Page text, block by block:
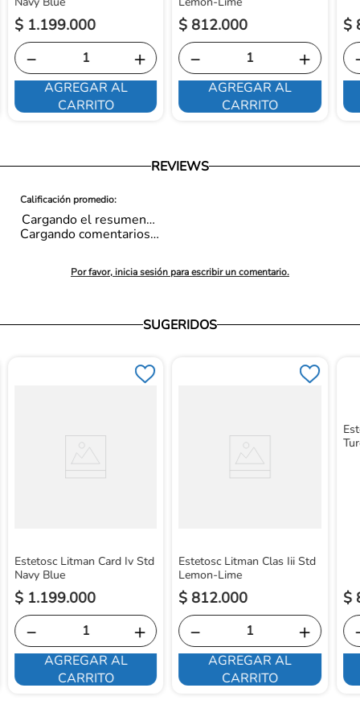
$ 1.199.000
＋
－
AGREGAR AL
CARRITO
$ 812.000
＋
－
AGREGAR AL
CARRITO
$
REVIEWS
Cargando el resumen…
Por favor, inicia sesión para escribir un comentario.
Cargando comentarios…
SUGERIDOS
Estetosc Litman Card Iv Std
Navy Blue
$ 1.199.000
＋
－
AGREGAR AL
CARRITO
Estetosc Litman Clas Iii Std
Lemon-Lime
$ 812.000
＋
－
AGREGAR AL
CARRITO
$